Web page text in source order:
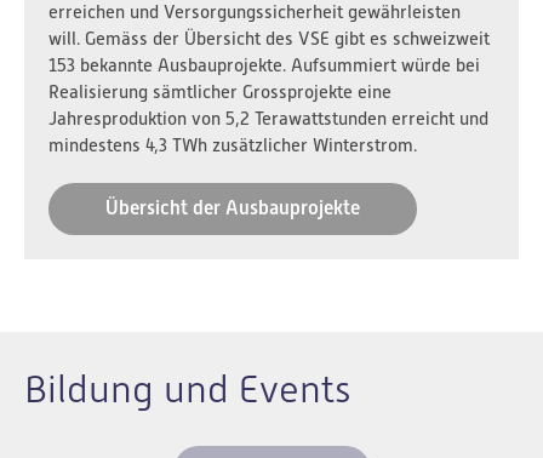
erreichen und Versorgungssicherheit gewährleisten
will. Gemäss der Übersicht des VSE gibt es schweizweit
153 bekannte Ausbauprojekte. Aufsummiert würde bei
Realisierung sämtlicher Grossprojekte eine
Jahresproduktion von 5,2 Terawattstunden erreicht und
mindestens 4,3 TWh zusätzlicher Winterstrom.
Übersicht der Ausbauprojekte
Bildung und Events